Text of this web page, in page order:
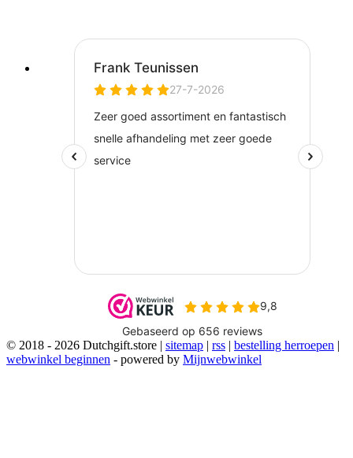
© 2018 - 2026 Dutchgift.store | sitemap | rss | bestelling herroepen |
webwinkel beginnen - powered by Mijnwebwinkel